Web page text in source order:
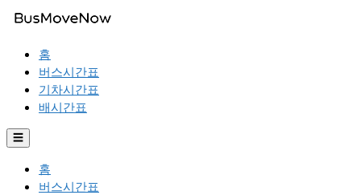
홈
버스시간표
기차시간표
배시간표
☰
홈
버스시간표